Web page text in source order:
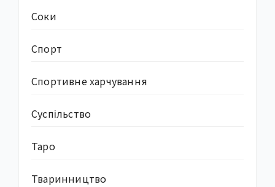
Соки
Спорт
Спортивне харчування
Суcпільство
Таро
Тваринництво